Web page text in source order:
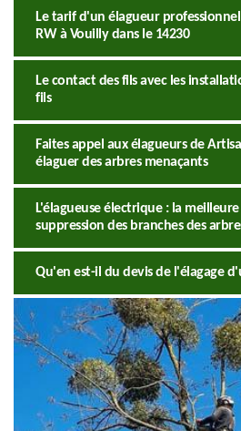
Le tarif d'un élagueur
RW à Vouilly dans le 14230
Le contact des fils avec les
fils
Faites appel aux élagueurs de
élaguer des arbres menaçants
L'élagueuse électrique : la
suppression des branches des
Qu'en est-il du devis de l'élagage